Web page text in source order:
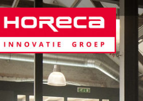
Horeca Innovatie Groep